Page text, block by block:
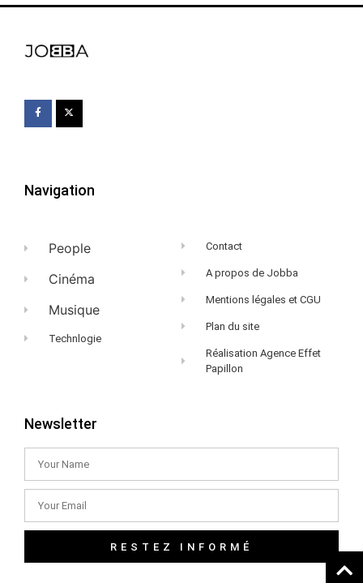
Navigation
People
Cinéma
Musique
Technlogie
Contact
A propos de Jobba
Mentions légales et CGU
Plan du site
Réalisation Agence Effet
Papillon
Newsletter
RESTEZ INFORMÉ